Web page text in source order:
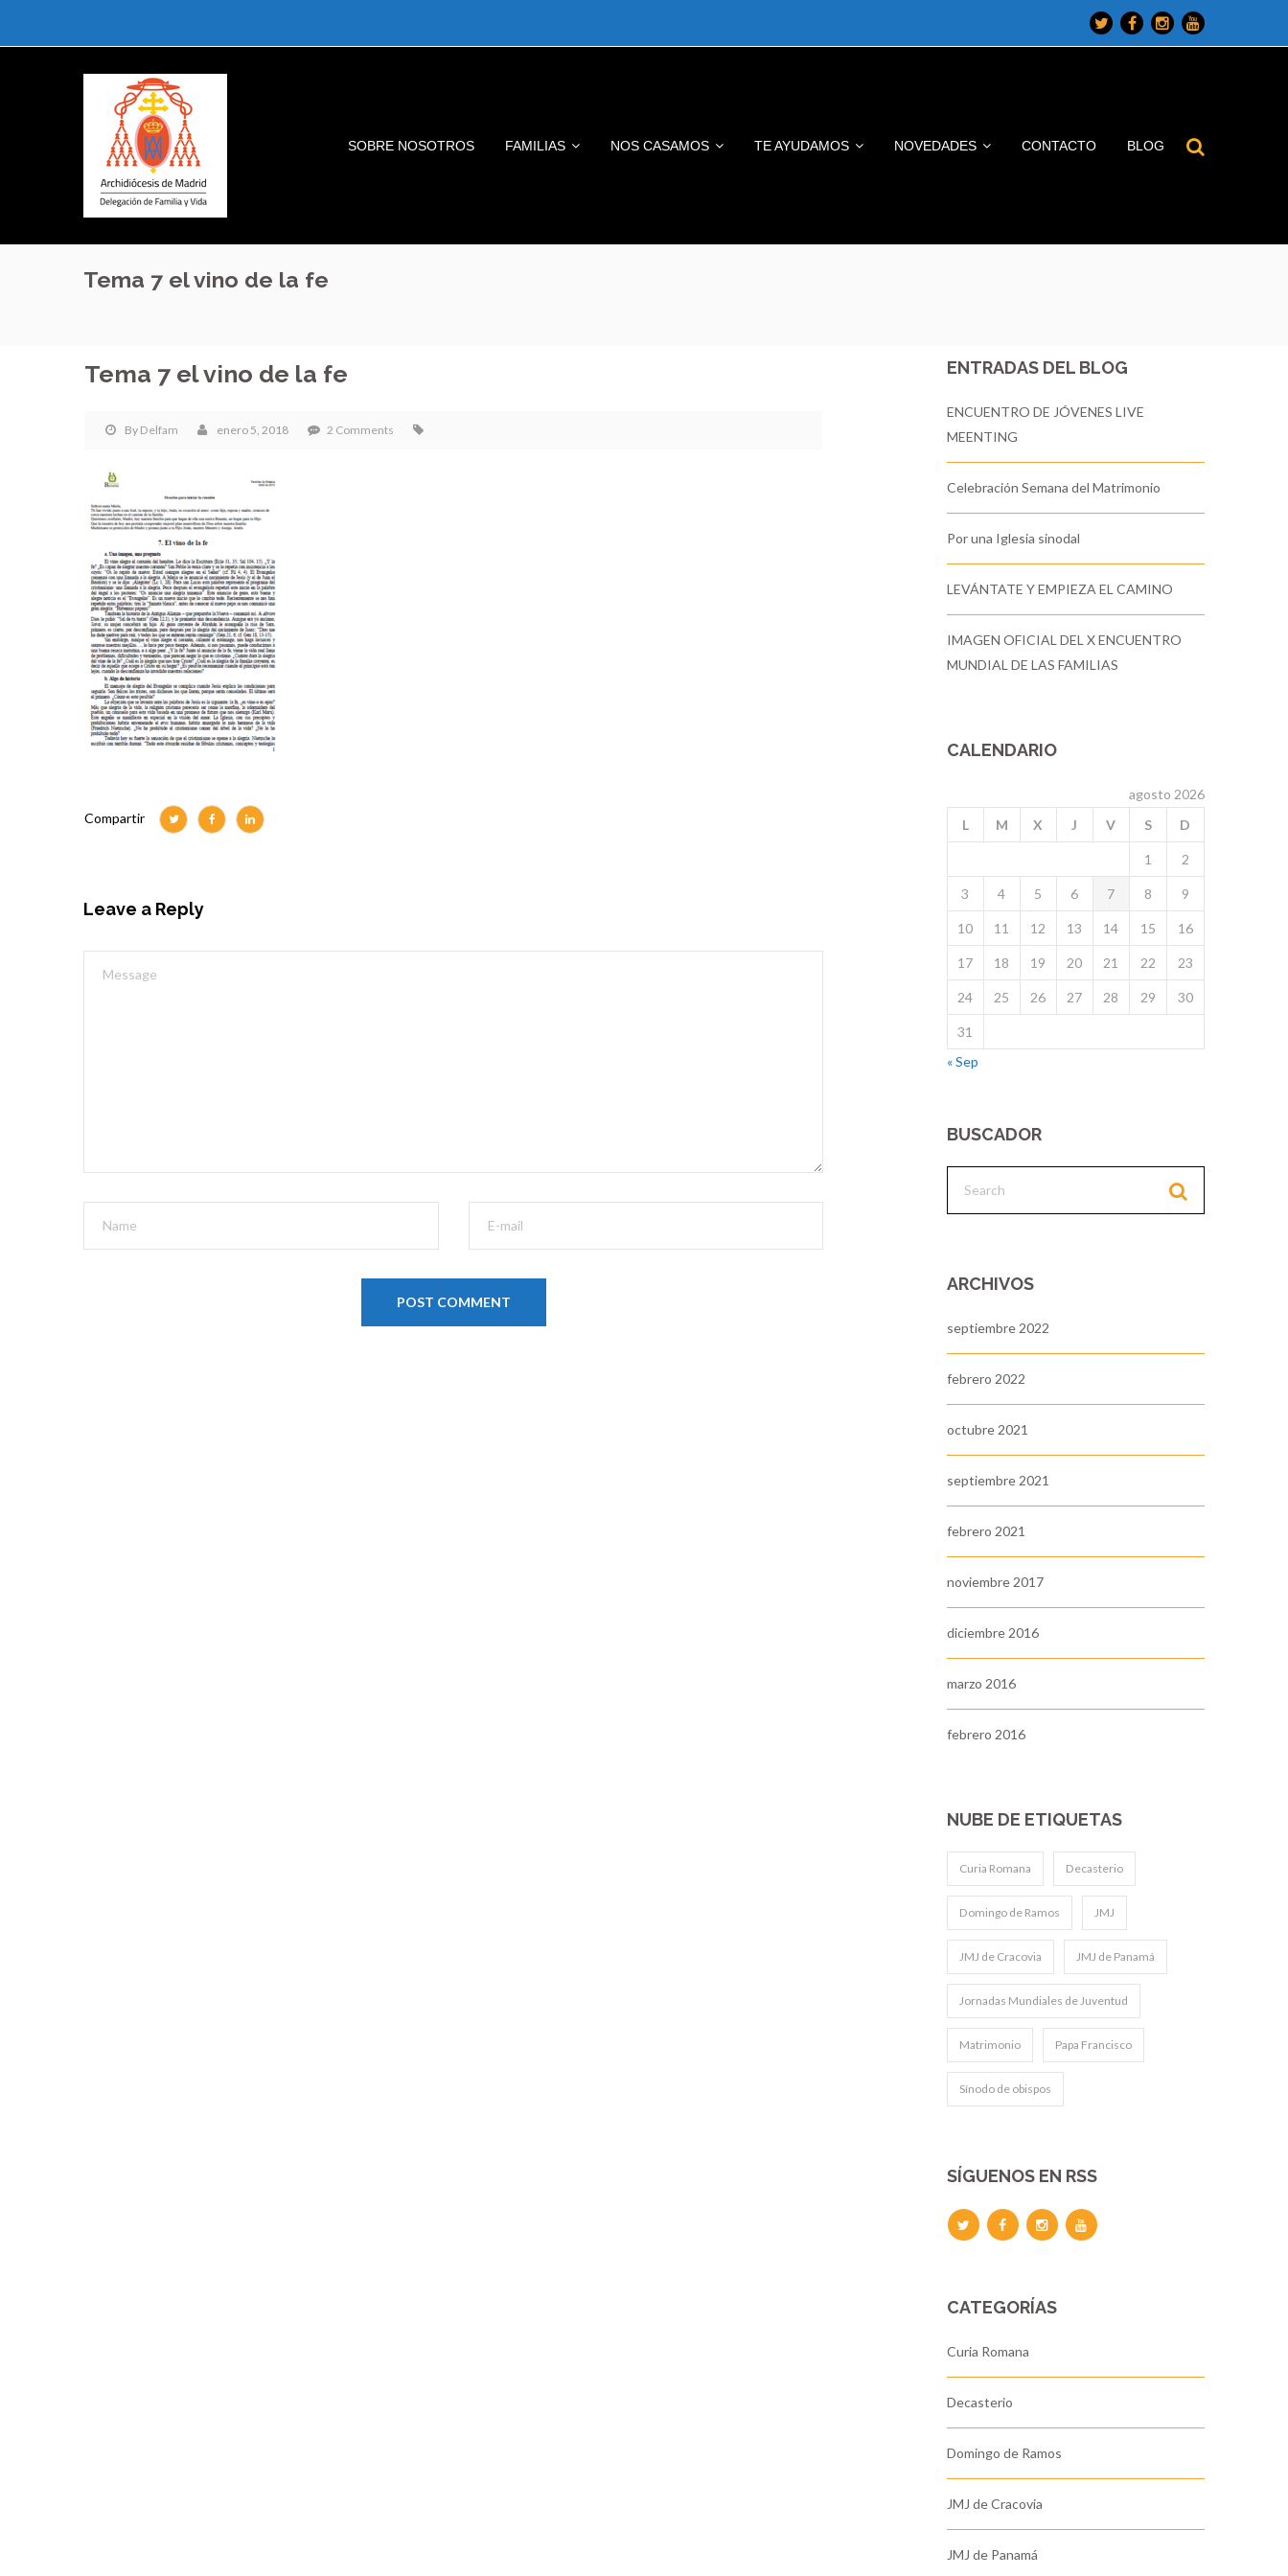
Twitter
Profile
Facebook
Profile
Instagram
Profile
Youtube
Profile
SOBRE NOSOTROS FAMILIAS NOS CASAMOS TE AYUDAMOS NOVEDADES CONTACTO BLOG
Tema 7 el vino de la fe
Tema 7 el vino de la fe
By Delfam enero 5, 2018 2 Comments
Compartir
Leave a Reply
ENTRADAS DEL BLOG
ENCUENTRO DE JÓVENES LIVE
MEENTING
Celebración Semana del Matrimonio
Por una Iglesia sinodal
LEVÁNTATE Y EMPIEZA EL CAMINO
IMAGEN OFICIAL DEL X ENCUENTRO
MUNDIAL DE LAS FAMILIAS
CALENDARIO
agosto 2026
L
M X J V S D
1 2
3 4 5 6 7 8 9
10 11 12 13 14 15 16
17 18 19 20 21 22 23
24 25 26 27 28 29 30
31
« Sep
BUSCADOR
ARCHIVOS
septiembre 2022
febrero 2022
octubre 2021
septiembre 2021
febrero 2021
noviembre 2017
diciembre 2016
marzo 2016
febrero 2016
NUBE DE ETIQUETAS
Curia Romana Decasterio
Domingo de Ramos JMJ
JMJ de Cracovia JMJ de Panamá
Jornadas Mundiales de Juventud
Matrimonio Papa Francisco
Sínodo de obispos
SÍGUENOS EN RSS
CATEGORÍAS
Curia Romana
Decasterio
Domingo de Ramos
JMJ de Cracovia
JMJ de Panamá